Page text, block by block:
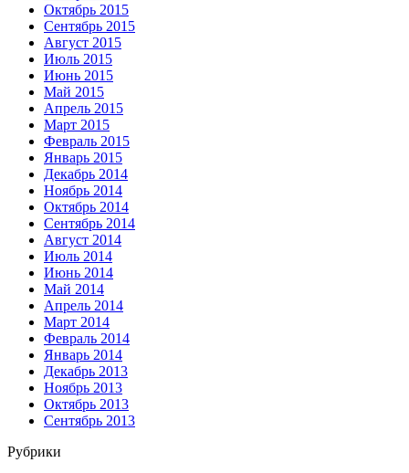
Октябрь 2015
Сентябрь 2015
Август 2015
Июль 2015
Июнь 2015
Май 2015
Апрель 2015
Март 2015
Февраль 2015
Январь 2015
Декабрь 2014
Ноябрь 2014
Октябрь 2014
Сентябрь 2014
Август 2014
Июль 2014
Июнь 2014
Май 2014
Апрель 2014
Март 2014
Февраль 2014
Январь 2014
Декабрь 2013
Ноябрь 2013
Октябрь 2013
Сентябрь 2013
Рубрики